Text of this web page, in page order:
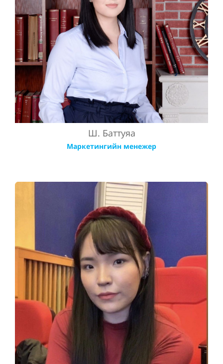
Ш. Баттуяа
Маркетингийн менежер